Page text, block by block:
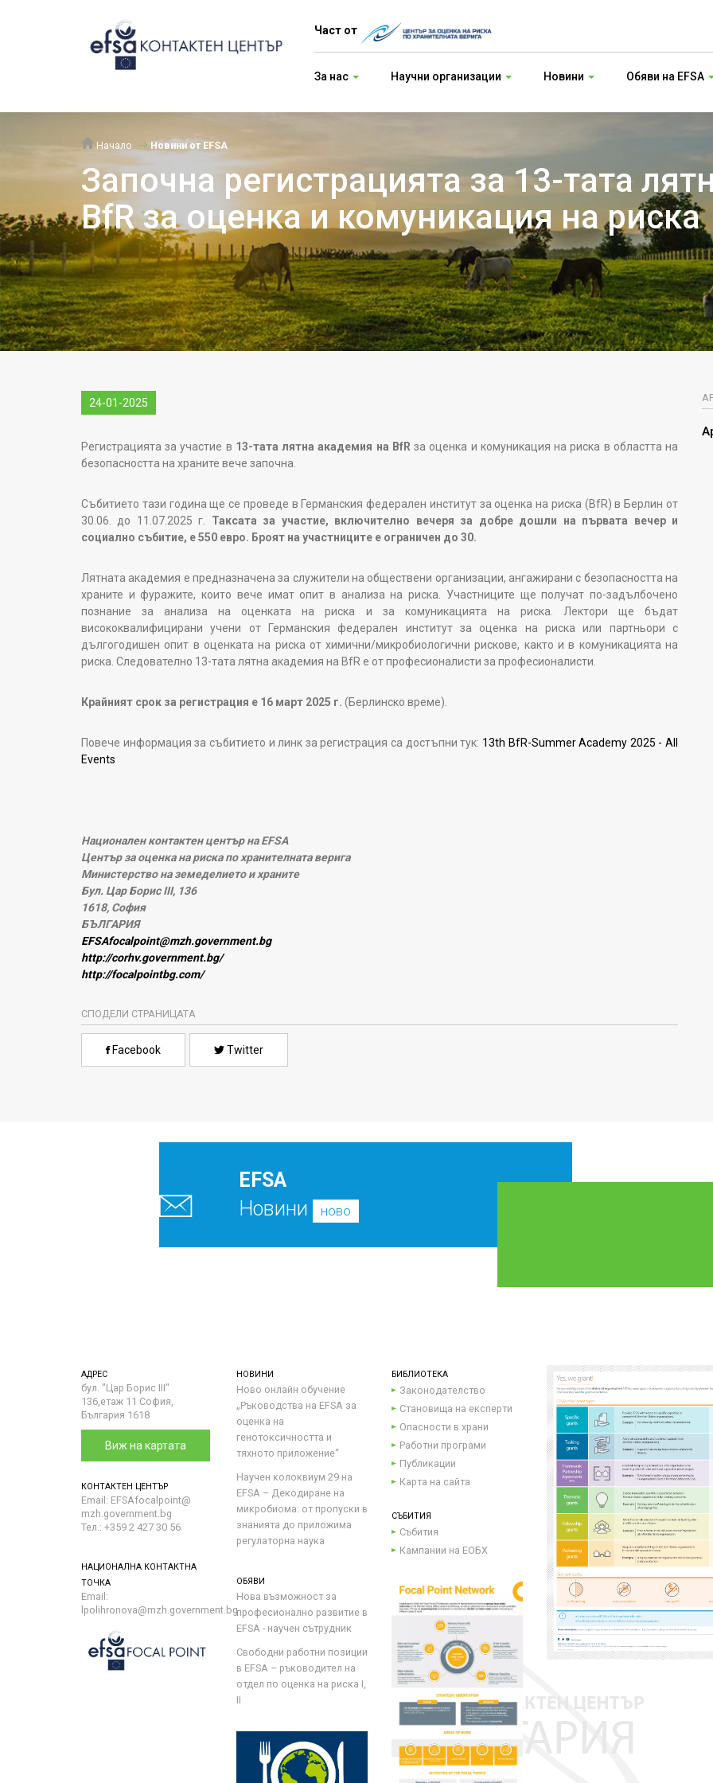
Част от
За нас Научни организации Новини Обяви на EFSA
Начало Новини от EFSA
Започна регистрацията за 13-тата
BfR за оценка и комуникация на риска
24-01-2025
Регистрацията за участие в 13-тата лятна академия на BfR за оценка и комуникация на риска в областта на
безопасността на храните вече започна.
Събитието тази година ще се проведе в Германския федерален институт за оценка на риска (BfR) в Берлин от
30.06. до 11.07.2025 г. Таксата за участие, включително вечеря за добре дошли на първата вечер и
социално събитие, е 550 евро. Броят на участниците е ограничен до 30.
Лятната академия е предназначена за служители на обществени организации, ангажирани с безопасността на
храните и фуражите, които вече имат опит в анализа на риска. Участниците ще получат по-задълбочено
познание за анализа на оценката на риска и за комуникацията на риска. Лектори ще бъдат
висококвалифицирани учени от Германския федерален институт за оценка на риска или партньори с
дългогодишен опит в оценката на риска от химични/микробиологични рискове, както и в комуникацията на
риска. Следователно 13-тата лятна академия на BfR е от професионалисти за професионалисти.
Крайният срок за регистрация е 16 март 2025 г. (Берлинско време).
Повече информация за събитието и линк за регистрация са достъпни тук: 13th BfR-Summer Academy 2025 - All
Events
Национален контактен център на EFSA
Център за оценка на риска по хранителната верига
Министерство на земеделието и храните
Бул. Цар Борис III, 136
1618, София
БЪЛГАРИЯ
EFSAfocalpoint@mzh.government.bg
http://corhv.government.bg/
http://focalpointbg.com/
СПОДЕЛИ СТРАНИЦАТА
Facebook Twitter
EFSA
Новини
ново
АДРЕС
бул. "Цар Борис III"
136,етаж 11 София,
България 1618
Виж на картата
КОНТАКТЕН ЦЕНТЪР
Email: EFSAfocalpoint@
mzh.government.bg
Тел.: +359 2 427 30 56
НАЦИОНАЛНА КОНТАКТНА
ТОЧКА
Email:
lpolihronova@mzh.government.bg
НОВИНИ
Ново онлайн обучение
„Ръководства на ЕFSA за
оценка на
генотоксичността и
тяхното приложение“
Научен колоквиум 29 на
EFSA – Декодиране на
микробиома: от пропуски в
знанията до приложима
регулаторна наука
ОБЯВИ
Нова възможност за
професионално развитие в
EFSA - научен сътрудник
Свободни работни позиции
в EFSA – ръководител на
отдел по оценка на риска I,
II
БИБЛИОТЕКА
Законодателство
Становища на експерти
Опасности в храни
Работни програми
Публикации
Карта на сайта
СЪБИТИЯ
Събития
Кампании на ЕОБХ